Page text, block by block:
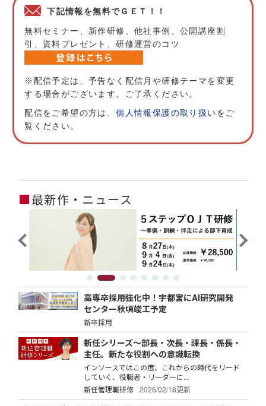
下記情報を無料でＧＥＴ！！
無料セミナー、新作研修、他社事例、公開講座割
引、資料プレゼント、研修運営のコツ
※配信予定は、予告なく配信月や研修テーマを変更
する場合がございます。ご了承ください。
配信をご希望の方は、個人情報保護の取り扱いをご
覧ください。
■最新作・ニュース
高専卒採用強化中！宇都宮にAI研究開発
センター秋頃竣工予定
新卒採用
新任シリーズ～部長・次長・課長・係長・
主任。新たな役割への意識転換
インソースではこの度、これからの時代をリード
していく、役職者・リーダーに...
新任管理職研修
2026/02/18更新